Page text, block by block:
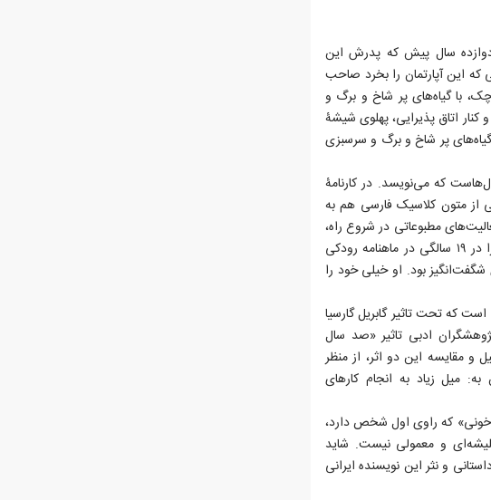
دوازده سال پیش که پدرش این
که این آپارتمان را بخرد صاحب
با گیاه‌های پر شاخ و برگ و
اتاق پذیرایی، پهلوی شیشۀ
گیاه‌های پر شاخ و برگ و سرسبزی
که می‌نویسد. در کارنامۀ
از متون کلاسیک فارسی هم به
مطبوعاتی در شروع راه،
مثل گزارش‌نویسی و نقد و معرفی کتاب، اولین داستان کوتاهش را در ۱۹ سالگی در ماهنامه رودکی
بود. او خیلی خود را
که تحت تاثیر گابریل گارسیا
ادبی تاثیر «صد سال
و مقایسه این دو اثر، از منظر
میل زیاد به انجام کارهای
بر‌خلاف «گاوخونی» که راوی اول شخص دارد،
و معمولی نیست. شاید
و نثر این نویسنده ایرانی